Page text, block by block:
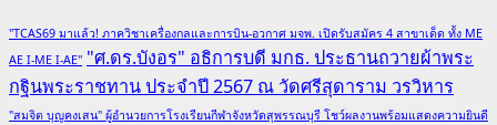
"TCAS69 มาแล้ว! ภาควิชาเครื่องกลและการบิน-อวกาศ มจพ. เปิดรับสมัคร 4 สาขาเด็ด ทั้ง ME
AE I-ME I-AE" "ศ.ดร.บังอร" อธิการบดี มกธ. ประธานถวายผ้าพระ
กฐินพระราชทาน ประจำปี 2567 ณ วัดศรีสุดาราม วรวิหาร
"สมจิต บุญคงเสน" ผู้อำนวยการโรงเรียนกีฬาจังหวัดสุพรรณบุรี โชว์ผลงานพร้อมแสดงความยินดี